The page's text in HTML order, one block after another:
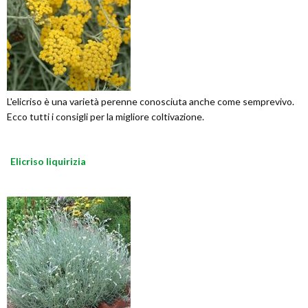
L'elicriso è una varietà perenne conosciuta anche come semprevivo.
Ecco tutti i consigli per la migliore coltivazione.
Elicriso liquirizia